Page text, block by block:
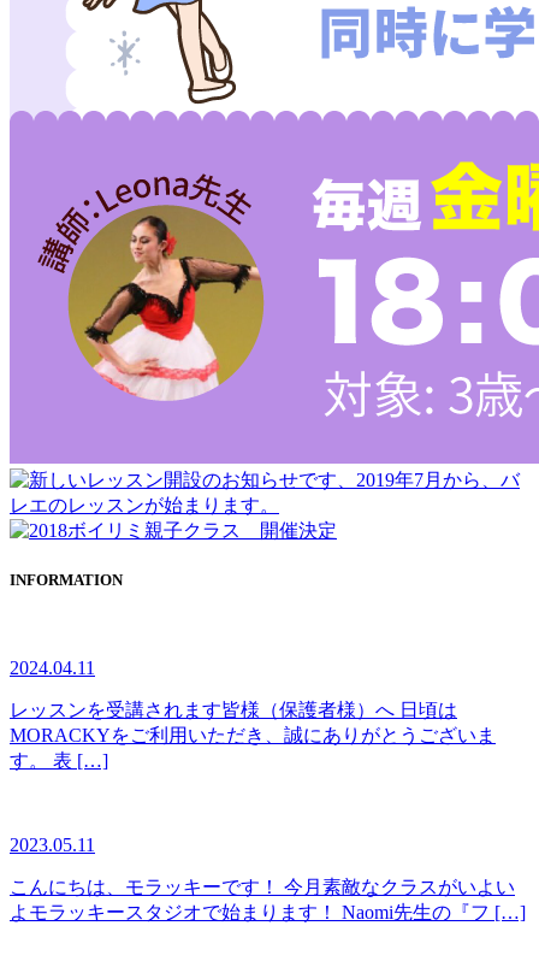
INFORMATION
2024.04.11
レッスンを受講されます皆様（保護者様）へ 日頃は
MORACKYをご利用いただき、誠にありがとうございま
す。 表 […]
2023.05.11
こんにちは、モラッキーです！ 今月素敵なクラスがいよい
よモラッキースタジオで始まります！ Naomi先生の『フ […]